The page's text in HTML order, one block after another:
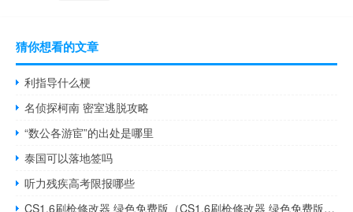
猜你想看的文章
利指导什么梗
名侦探柯南 密室逃脱攻略
“数公各游宦”的出处是哪里
泰国可以落地签吗
听力残疾高考限报哪些
CS1.6刷枪修改器 绿色免费版（CS1.6刷枪修改器 绿色免费版功能简介）